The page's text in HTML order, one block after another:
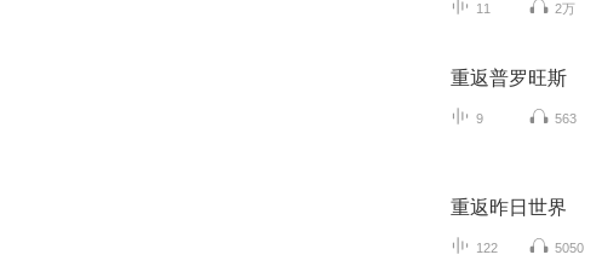
11 2万
重返普罗旺斯
9 563
重返昨日世界
122 5050